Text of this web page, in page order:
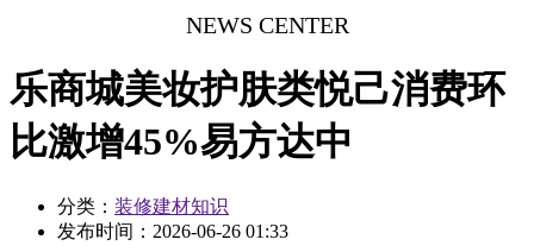
NEWS CENTER
乐商城美妆护肤类悦己消费环
比激增45%易方达中
分类： 装修建材知识
发布时间： 2026-06-26 01:33